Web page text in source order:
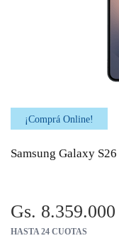
¡Comprá Online!
Samsung Galaxy
Gs. 8.359.000
HASTA 24 CUOTAS